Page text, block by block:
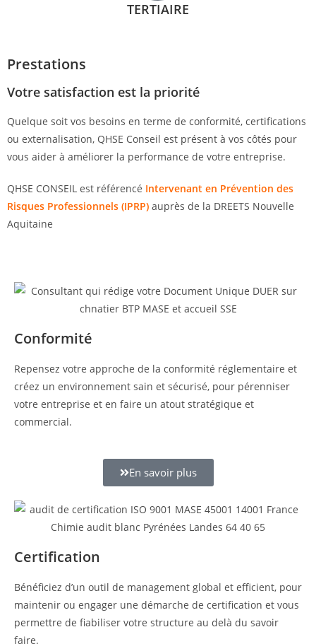
TERTIAIRE
Prestations
Votre satisfaction est la priorité
Quelque soit vos besoins en terme de conformité, certifications
ou externalisation, QHSE Conseil est présent à vos côtés pour
vous aider à améliorer la performance de votre entreprise.
QHSE CONSEIL est référencé Intervenant en Prévention des
Risques Professionnels (IPRP) auprès de la DREETS Nouvelle
Aquitaine
Conformité
Repensez votre approche de la conformité réglementaire et
créez un environnement sain et sécurisé, pour pérenniser
votre entreprise et en faire un atout stratégique et
commercial.
En savoir plus
Certification
Bénéficiez d’un outil de management global et efficient, pour
maintenir ou engager une démarche de certification et vous
permettre de fiabiliser votre structure au delà du savoir
faire.